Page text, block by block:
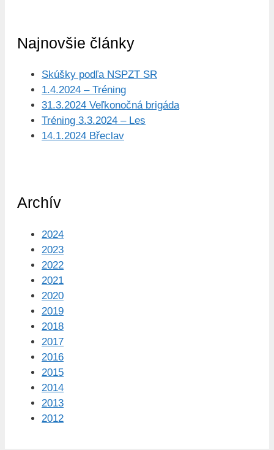
Najnovšie články
Skúšky podľa NSPZT SR
1.4.2024 – Tréning
31.3.2024 Veľkonočná brigáda
Tréning 3.3.2024 – Les
14.1.2024 Břeclav
Archív
2024
2023
2022
2021
2020
2019
2018
2017
2016
2015
2014
2013
2012